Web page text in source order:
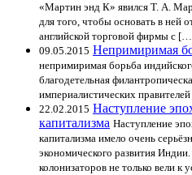
«Мартин энд К» явился Т. А.
для того, чтобы основать в
английской торговой фирмы с
09.05.2015 Непримиримая
непримиримая борьба
благодетельная
империалистических
22.02.2015 Наступление
капитализма Наступление
капитализма имело очень
экономического развития
колонизаторов не только вели